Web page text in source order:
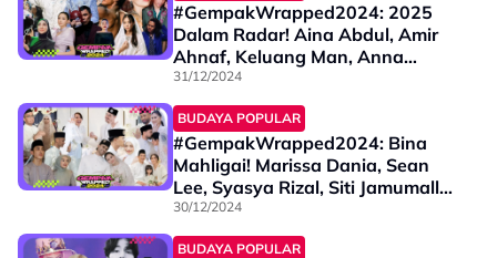
#GempakWrapped2024: 2025
Dalam Radar! Aina Abdul, Amir
Ahnaf, Keluang Man, Anna
Jobling Diramal Bakal Terus
Mendonia Tahun Depan
31/12/2024
BUDAYA POPULAR
#GempakWrapped2024: Bina
Mahligai! Marissa Dania, Sean
Lee, Syasya Rizal, Siti Jamumall
Antara Kisah Bahagia Diteropong
Netizen
30/12/2024
BUDAYA POPULAR